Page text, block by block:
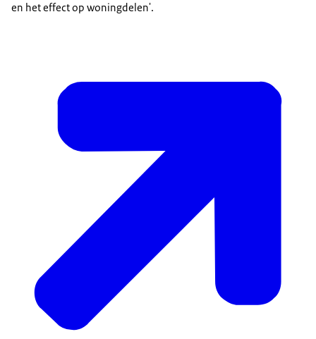
en het effect op woningdelen'.